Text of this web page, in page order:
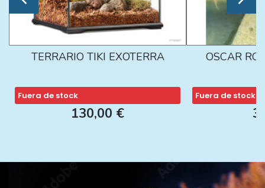
TERRARIO TIKI EXOTERRA
Fuera de stock
130,00 €
OSCAR
Fuera de stock